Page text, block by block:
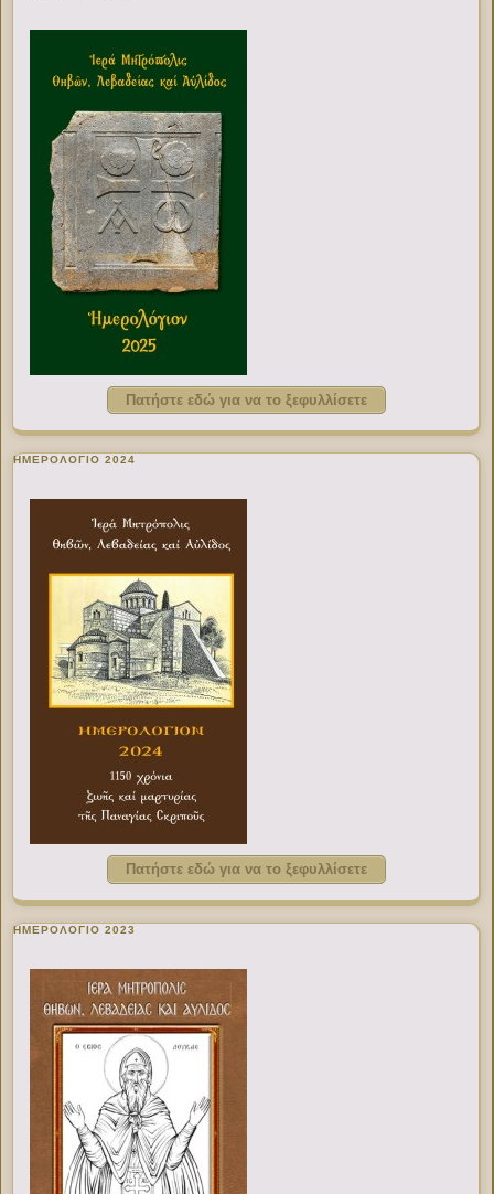
Πατήστε εδώ για να το ξεφυλλίσετε
ΗΜΕΡΟΛΟΓΙΟ 2024
Πατήστε εδώ για να το ξεφυλλίσετε
ΗΜΕΡΟΛΟΓΙΟ 2023